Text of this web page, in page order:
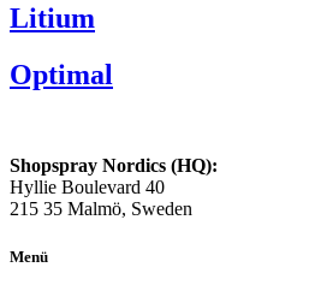
Litium
Optimal
Shopspray Nordics (HQ):
Hyllie Boulevard 40
215 35 Malmö, Sweden
Menü